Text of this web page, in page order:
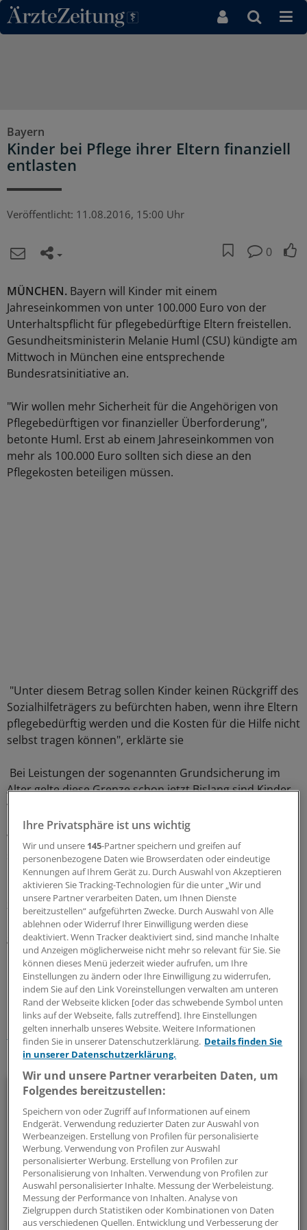
Direkt zum Inhaltsbereich
Bayern
Kinder bei Pflege ihrer Eltern finanziell
entlasten
Veröffentlicht: 11.08.2016, 15:00 Uhr
0
MÜNCHEN. Bayern will Kinder mit einem
Jahreseinkommen von unter 100.000 Euro von der
Unterhaltspflicht für pflegebedürftige Eltern freistellen.
Gesundheitsministerin Melanie Huml (CSU) kündigte am
Mittwoch in München eine entsprechende
Bundesratsinitiative an.
"Wir wollen mehr Sicherheit für die Angehörigen von
Pflegebedürftigen vor finanzieller Überforderung",
betonte Huml. Erst ab einem Jahreseinkommen von
mehr als 100.000 Euro sollten sich diese an den
Pflegekosten beteiligen müssen.
"Unter diesem Betrag sollen Kinder keinen Rückgriff des
Sozialhilfeträgers zu befürchten haben, wenn ihre Eltern
pflegebedürftig werden und die Kosten für die Hilfe nicht
selbst tragen können", erklärte sie
Bei Leistungen der sogenannten Grundsicherung im
Alter gelte diese Grenze schon jetzt.Bislang sind Kinder
verpflichtet, unter Umständen für ihre pflegebedürftigen
Eltern zu bezahlen, wenn deren Einkommen oder
Vermögen nicht ausreichen. Die Anforderungen dafür
sind aber schon jetzt relativ hoch.
Die Einkommensverhältnisse der Kinder werden geprüft,
zudem steht ihnen ein Mindestselbstbehalt zu. Eine
pauschale Einkommensgrenze wie von Bayern gefordert
gibt es aber noch nicht.(dpa)
0
Schlagworte:
Geld und Vermögen Pflege Bayern
Ihr Newsletter zum Thema
Beruf & Alltag
Die Sonntagslektüre: Lesen Sie Wissenswertes und
Nützliches für Ihre tägliche Arbeit, lassen Sie sich von
Kolleginnen und Kollegen inspirieren - und seien Sie immer
einen Schritt voraus.
wöchentlich (Sonntag)
Ihre Privatsphäre ist uns wichtig
Wir und unsere 145-Partner speichern und greifen auf
personenbezogene Daten wie Browserdaten oder eindeutige
Kennungen auf Ihrem Gerät zu. Durch Auswahl von Akzeptieren
aktivieren Sie Tracking-Technologien für die unter „Wir und
unsere Partner verarbeiten Daten, um Ihnen Dienste
bereitzustellen“ aufgeführten Zwecke. Durch Auswahl von Alle
ablehnen oder Widerruf Ihrer Einwilligung werden diese
deaktiviert. Wenn Tracker deaktiviert sind, sind manche Inhalte
und Anzeigen möglicherweise nicht mehr so relevant für Sie. Sie
können dieses Menü jederzeit wieder aufrufen, um Ihre
Einstellungen zu ändern oder Ihre Einwilligung zu widerrufen,
indem Sie auf den Link Voreinstellungen verwalten am unteren
Rand der Webseite klicken [oder das schwebende Symbol unten
links auf der Webseite, falls zutreffend]. Ihre Einstellungen
gelten innerhalb unseres Website. Weitere Informationen
finden Sie in unserer Datenschutzerklärung. Details finden Sie
in unserer Datenschutzerklärung.
Wir und unsere Partner verarbeiten Daten, um
Folgendes bereitzustellen:
Speichern von oder Zugriff auf Informationen auf einem
Endgerät. Verwendung reduzierter Daten zur Auswahl von
Werbeanzeigen. Erstellung von Profilen für personalisierte
Werbung. Verwendung von Profilen zur Auswahl
personalisierter Werbung. Erstellung von Profilen zur
Personalisierung von Inhalten. Verwendung von Profilen zur
Auswahl personalisierter Inhalte. Messung der Werbeleistung.
Messung der Performance von Inhalten. Analyse von
Zielgruppen durch Statistiken oder Kombinationen von Daten
aus verschiedenen Quellen. Entwicklung und Verbesserung der